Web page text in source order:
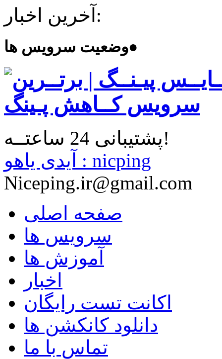
آخرین اخبار:
وضعیت سرویس ها●
پشتیبانی 24 ساعتــه!
آیدی یاهو : nicping
Niceping.ir@gmail.com
صفحه اصلی
سرویس ها
آموزش ها
اخبار
اکانت تست رایگان
دانلود کانکشن ها
تماس با ما